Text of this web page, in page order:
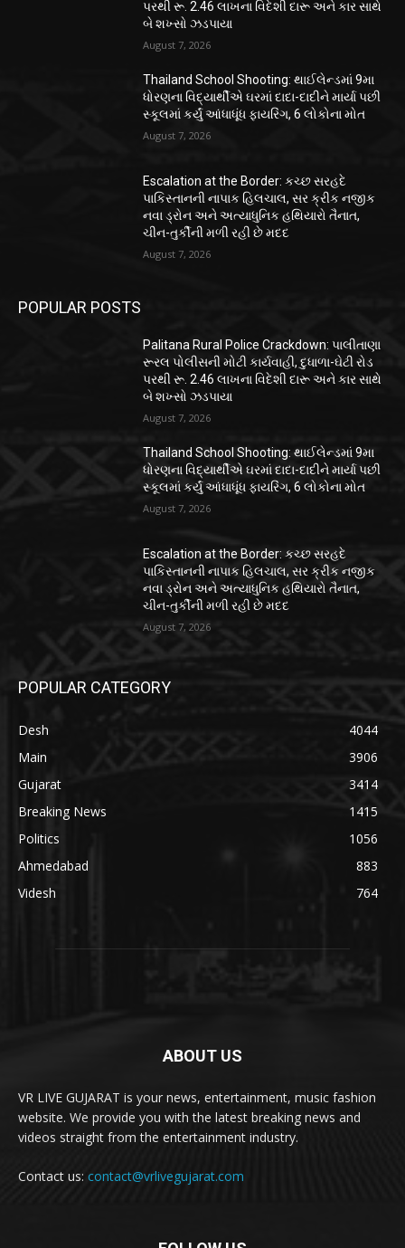
પરથી રૂ. 2.46 લાખના વિદેશી દારૂ અને કાર સાથે
બે શખ્સો ઝડપાયા
August 7, 2026
Thailand School Shooting: થાઈલેન્ડમાં 9મા
ધોરણના વિદ્યાર્થીએ ઘરમાં દાદા-દાદીને માર્યા પછી
સ્કૂલમાં કર્યું આંધાધૂંધ ફાયરિંગ, 6 લોકોના મોત
August 7, 2026
Escalation at the Border: કચ્છ સરહદે
પાકિસ્તાનની નાપાક હિલચાલ, સર ક્રીક નજીક
નવા ડ્રોન અને અત્યાધુનિક હથિયારો તૈનાત,
ચીન-તુર્કીની મળી રહી છે મદદ
August 7, 2026
POPULAR POSTS
Palitana Rural Police Crackdown: પાલીતાણા
રૂરલ પોલીસની મોટી કાર્યવાહી, દુધાળા-ઘેટી રોડ
પરથી રૂ. 2.46 લાખના વિદેશી દારૂ અને કાર સાથે
બે શખ્સો ઝડપાયા
August 7, 2026
Thailand School Shooting: થાઈલેન્ડમાં 9મા
ધોરણના વિદ્યાર્થીએ ઘરમાં દાદા-દાદીને માર્યા પછી
સ્કૂલમાં કર્યું આંધાધૂંધ ફાયરિંગ, 6 લોકોના મોત
August 7, 2026
Escalation at the Border: કચ્છ સરહદે
પાકિસ્તાનની નાપાક હિલચાલ, સર ક્રીક નજીક
નવા ડ્રોન અને અત્યાધુનિક હથિયારો તૈનાત,
ચીન-તુર્કીની મળી રહી છે મદદ
August 7, 2026
POPULAR CATEGORY
Desh
4044
Main
3906
Gujarat
3414
Breaking News
1415
Politics
1056
Ahmedabad
883
Videsh
764
ABOUT US
VR LIVE GUJARAT is your news, entertainment, music fashion
website. We provide you with the latest breaking news and
videos straight from the entertainment industry.
Contact us: contact@vrlivegujarat.com